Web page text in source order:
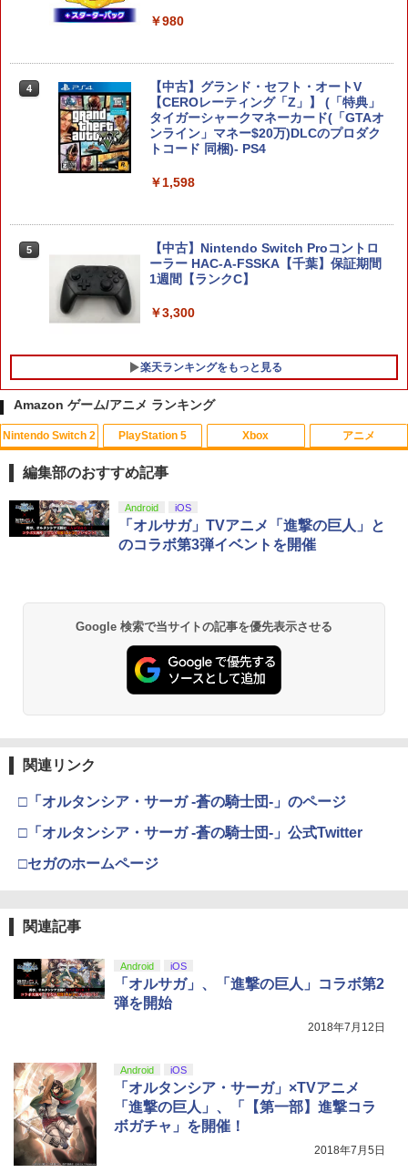
￥8,960
4
任天堂 【Switch2】マリオカート ワール
ド [BEE-P-AAAAA NSW2 マリオカ-ト
ワ-ルド]
￥8,970
5 Nintendo Switch 2 オールインボックス
￥9,073
かけだし騎士の応援パック・かけだし騎
￥6,526
サドン ストライク 5 デラックスエディシ
ョン
￥6,628
5
【特典】ドラゴンクエストモンスターズ
4 枯れ木の国のビアンカ・フローラ P
トダッシュセット)
￥980
4
【中古】グランド・セフト・オートV
【CEROレーティング「Z」】 (「特典」
タイガーシャークマネーカード(「GTAオ
ンライン」マネー$20万)DLCのプロダク
トコード 同梱)- PS4
￥1,598
5
【中古】Nintendo Switch Proコントロ
ーラー HAC-A-FSSKA【千葉】保証期間
1週間【ランクC】
￥3,300
楽天ランキングをもっと見る
1
マクロスプラス MOVIE EDITION【Blu-r
ay】 [ 山崎たくみ ]
￥4,316
4
マシンロボ ぶっちぎりバトルハッカーズ
y】
5
劇場版「鬼滅の刃」無限城編 第一章 猗
窩座再来(完全生産限定版)【Blu-ray】 [
吾峠呼世晴 ]
Amazon ゲーム/アニメ ランキング
Nintendo Switch 2
1
スプラトゥーン レイダース|オンライン
コード版
スプラトゥーン レイダース -Switch2
￥6,447
3
￥55,491
5
ニンテンドープリペイド番号 5000円|オ
PlayStation 5
1
PlayStation 5 デジタル・エディション
日本語専用 Console Language: Japan
ese only (CFI-2200B01)
プロダクトコード 封入
￥7,286
3
【純正品】DualSense ワイヤレスコン
Xbox
1
【純正品】Xbox ワイヤレス コントロー
ラー + USB-C® ケーブル
【純正品】Xbox ワイヤレス コントロー
￥7,681
B-C ケーブル
5
【国内正規品】Thrustmaster スラスト
マスター TH8S シフター - PC、PS4、P
S5、PS5 Pro、Xbox One、Xbox Serie
s X|S 対応の高精度 H パターン シフター
アニメ
1
劇場版「鬼滅の刃」無限城編 第一章 猗
窩座再来 通常版 [Blu-ray]
劇場版「鬼滅の刃」無限城編 第一章 猗
窩座再来 通常版 [DVD]
￥3,523
3
ナル三方背収納ケース付きコレクション)
(オリジナル特典:オリジナル巾着＋メー
カー特典:【坤と離】二振りの剣、十翼よ
り来たる！スタジオ描き下ろしイラスト
ボード付) [Blu-ray]
4
窩座再来 完全生産限定版 [Blu-ray]
￥8,698
5
『映画 ラブライブ！蓮ノ空女学院スクー
ルアイドルクラブ Bloom Garden Part
y』Blu-ray（特装限定版）
編集部のおすすめ記事
Android iOS
「オルサガ」TVアニメ「進撃の巨人」と
のコラボ第3弾イベントを開催
Google 検索で当サイトの記事を優先表示させる
関連リンク
□「オルタンシア・サーガ -蒼の騎士団-」のページ
□「オルタンシア・サーガ -蒼の騎士団-」公式Twitter
□セガのホームページ
関連記事
Android iOS
「オルサガ」、「進撃の巨人」コラボ第2
弾を開始
2018年7月12日
Android iOS
「オルタンシア・サーガ」×TVアニメ
「進撃の巨人」、「【第一部】進撃コラ
ボガチャ」を開催！
2018年7月5日